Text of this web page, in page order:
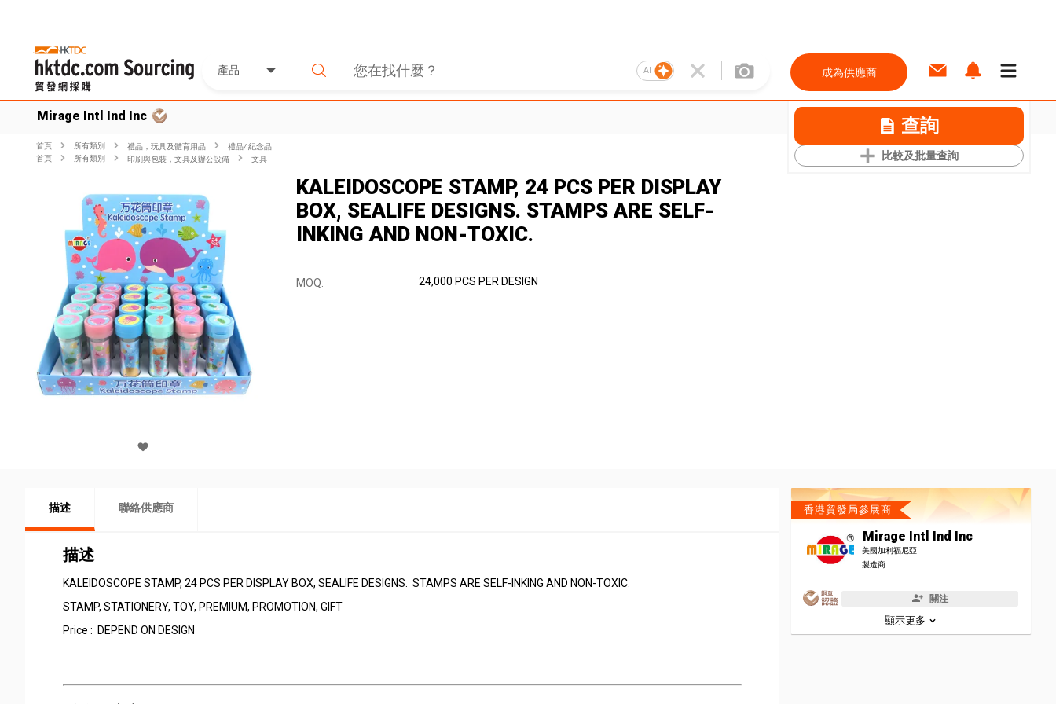
產品 AI 成為供應商
Mirage Intl Ind Inc 查詢
比較及批量查詢
首頁 所有類別 禮品，玩具及體育用品
禮品/ 紀念品
首頁
所有類別 印刷與包裝，文具及辦公設備 文具
KALEIDOSCOPE STAMP, 24 PCS PER DISPLAY
BOX, SEALIFE DESIGNS. STAMPS ARE SELF-
INKING AND NON-TOXIC.
MOQ: 24,000 PCS PER DESIGN
描述 聯絡供應商
描述
KALEIDOSCOPE STAMP, 24 PCS PER DISPLAY BOX, SEALIFE DESIGNS. STAMPS ARE SELF-INKING AND NON-TOXIC.
STAMP, STATIONERY, TOY, PREMIUM, PROMOTION, GIFT
Price : DEPEND ON DESIGN
香港貿發局參展商
Mirage Intl Ind Inc
美國加利福尼亞
製造商
關注
顯示更多